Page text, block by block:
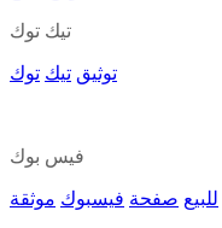
تيك توك
توثيق تيك توك
فيس بوك
للبيع صفحة فيسبوك موثقة